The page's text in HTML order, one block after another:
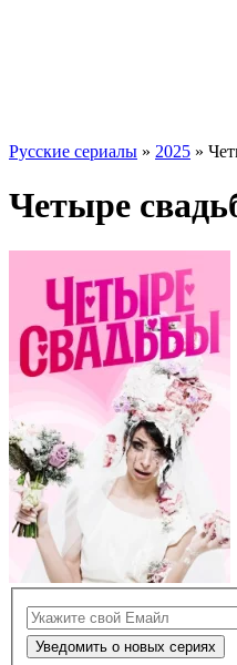
Русские сериалы » 2025 »
Четыре
Уведомить о новых сериях